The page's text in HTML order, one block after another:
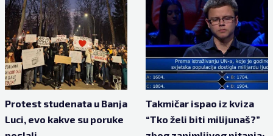
Protest studenata u Banja
Luci, evo kakve su poruke
Takmičar ispao iz kviza
“Tko želi biti milijunaš?”